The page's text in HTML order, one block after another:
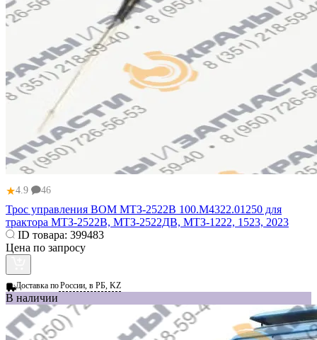
★4.9 46
Трос управления ВОМ МТЗ-2522В 100.М4322.01250 для
трактора МТЗ-2522В, МТЗ-2522ДВ, МТЗ-1222, 1523, 2023
ID товара: 399483
Цена по запросу
Доставка поРоссии, в РБ, KZ
В наличии